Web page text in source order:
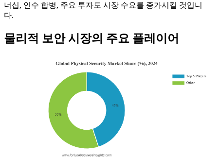
너십, 인수 합병, 주요 투자도 시장 수요를 증가시킬 것입니
다.
물리적 보안 시장의 주요 플레이어